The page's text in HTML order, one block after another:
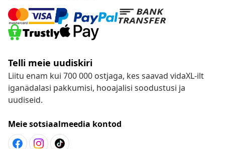
Telli meie uudiskiri
Liitu enam kui 700 000 ostjaga, kes saavad vidaXL-ilt
iganädalasi pakkumisi, hooajalisi soodustusi ja
uudiseid.
Meie sotsiaalmeedia kontod